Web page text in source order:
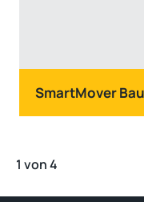
SmartMover
1 von 4